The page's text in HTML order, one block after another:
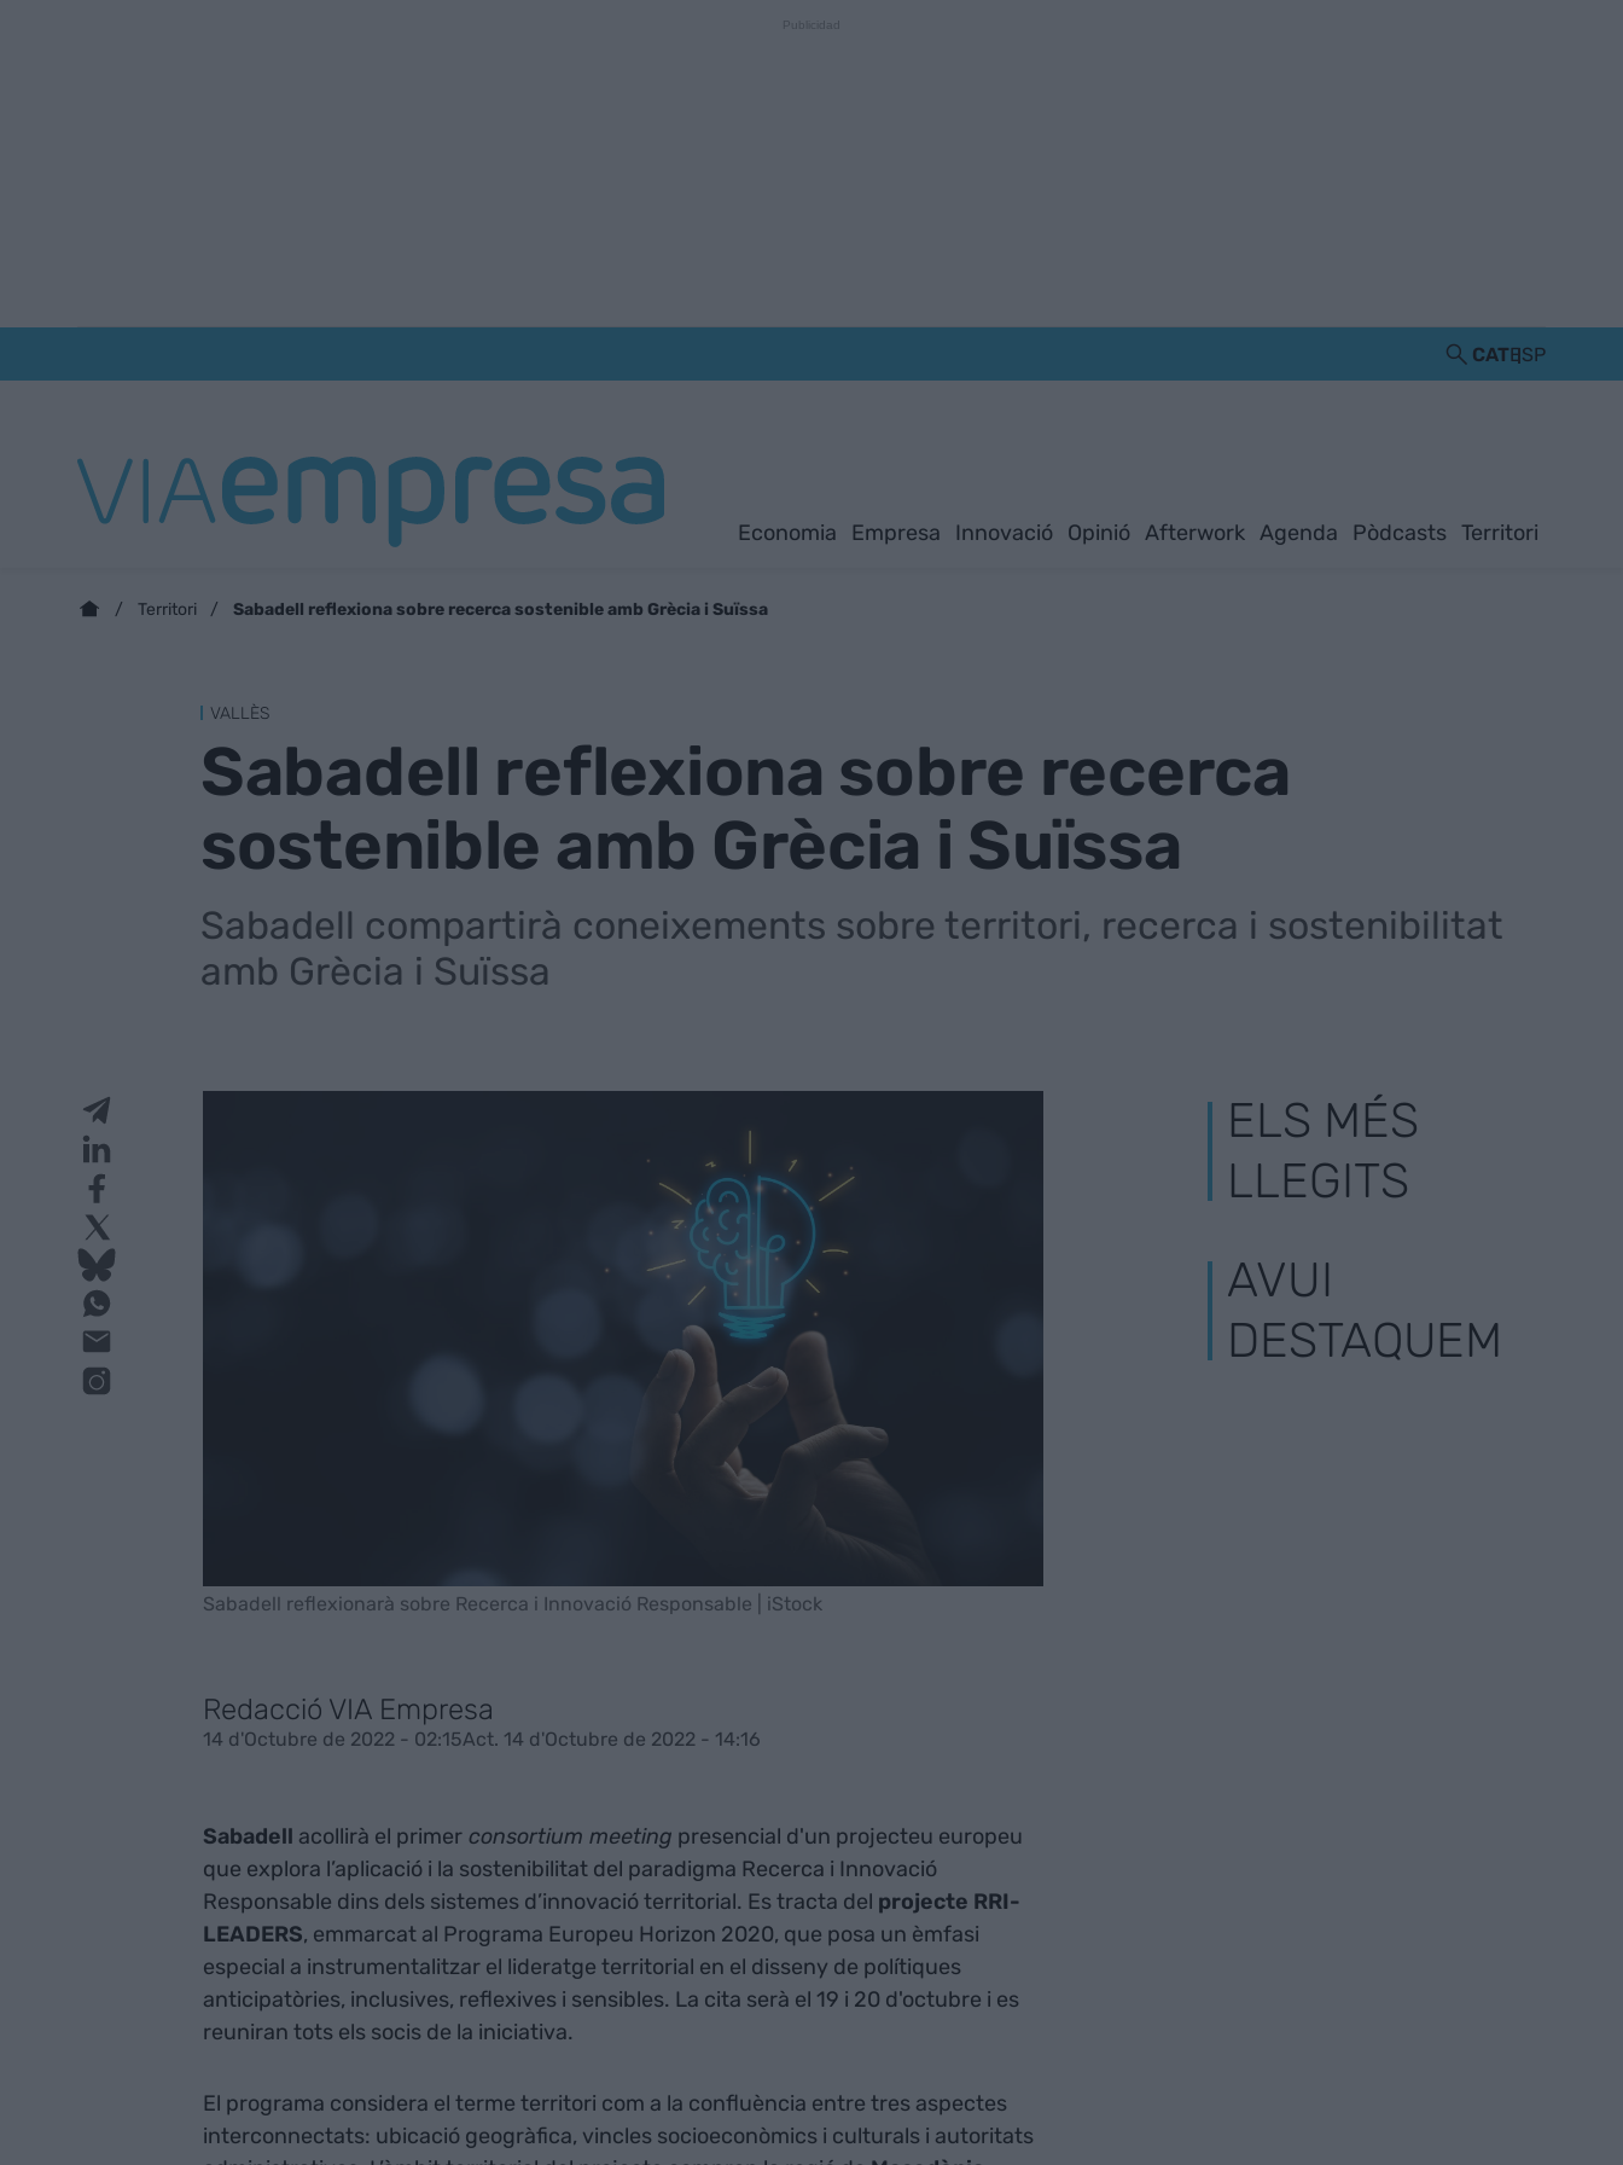
CATESP
Economia Empresa Innovació Opinió Afterwork Agenda Pòdcasts Territori
Territori Sabadell reflexiona sobre recerca sostenible amb Grècia i Suïssa
VALLÈS
Sabadell reflexiona sobre recerca
sostenible amb Grècia i Suïssa
Sabadell compartirà coneixements sobre territori, recerca i sostenibilitat
amb Grècia i Suïssa
Sabadell reflexionarà sobre Recerca i Innovació Responsable | iStock
Redacció VIA Empresa
14 d'Octubre de 2022 - 02:15Act. 14 d'Octubre de 2022 - 14:16
Sabadell acollirà el primerconsortium meeting presencial d'un projecteu europeu
que explora l’aplicació i la sostenibilitat del paradigma Recerca i Innovació
Responsable dins dels sistemes d’innovació territorial. Es tracta del projecte RRI-
LEADERS, emmarcat al Programa Europeu Horizon 2020, que posa un èmfasi
especial a instrumentalitzar el lideratge territorial en el disseny de polítiques
anticipatòries, inclusives, reflexives i sensibles. La cita serà el 19 i 20 d'octubre i es
reuniran tots els socis de la iniciativa.
El programa considera el terme territori com a la confluència entre tres aspectes
interconnectats: ubicació geogràfica, vincles socioeconòmics i culturals i autoritats
ELS MÉS
LLEGITS
AVUI
DESTAQUEM